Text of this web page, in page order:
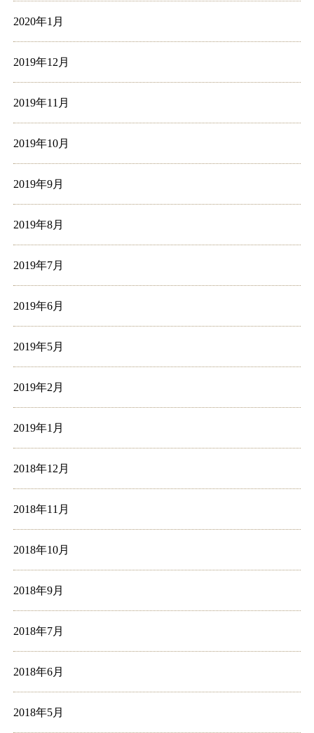
2020年1月
2019年12月
2019年11月
2019年10月
2019年9月
2019年8月
2019年7月
2019年6月
2019年5月
2019年2月
2019年1月
2018年12月
2018年11月
2018年10月
2018年9月
2018年7月
2018年6月
2018年5月